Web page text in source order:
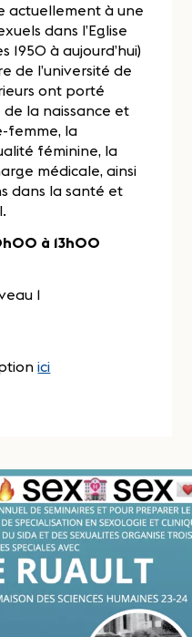
actuellement à une
dans l’Eglise
1950 à aujourd’hui)
de l’université de
ont porté
de la naissance et
femme, la
féminine, la
médicale, ainsi
dans la santé et
à 13h00
1
ici